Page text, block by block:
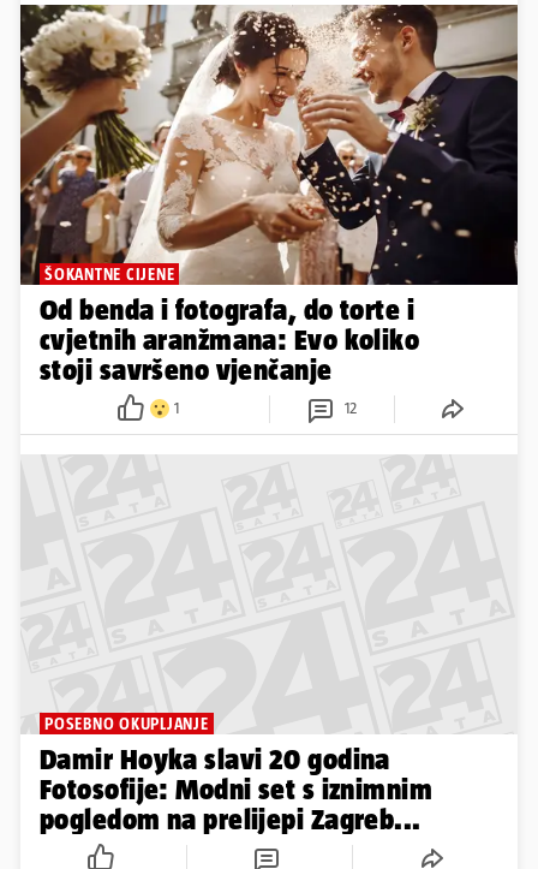
ŠOKANTNE CIJENE
Od benda i fotografa, do torte i
cvjetnih aranžmana: Evo koliko
stoji savršeno vjenčanje
1 12
POSEBNO OKUPLJANJE
Damir Hoyka slavi 20 godina
Fotosofije: Modni set s iznimnim
pogledom na prelijepi Zagreb...